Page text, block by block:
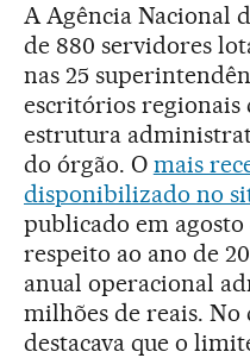
A Agência Nacional
de 880 servidores
nas 25
escritórios regionais
estrutura
do órgão. O mais
disponibilizado no
publicado em agosto
respeito ao ano de
anual operacional
milhões de reais. No
destacava que o